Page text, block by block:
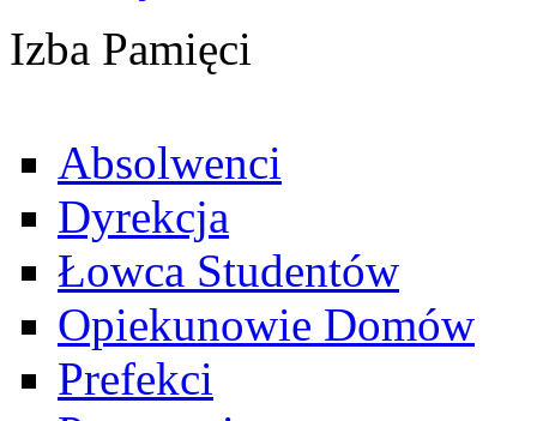
Izba Pamięci
Absolwenci
Dyrekcja
Łowca Studentów
Opiekunowie Domów
Prefekci